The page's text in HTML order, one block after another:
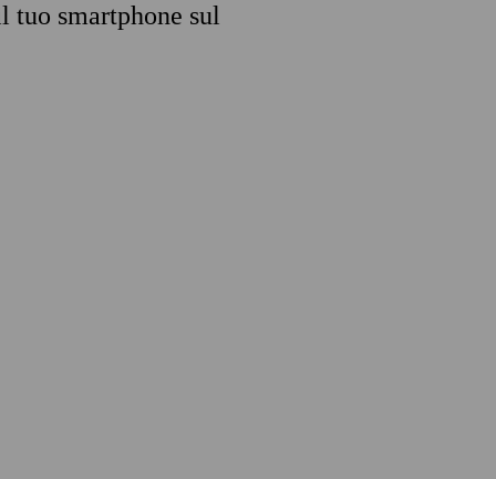
tuo smartphone sul